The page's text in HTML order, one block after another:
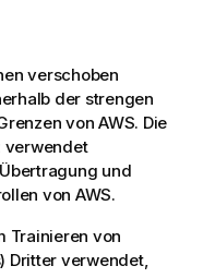
verschoben
der strengen
von AWS. Die
verwendet
und
von AWS.
Trainieren von
Dritter verwendet,